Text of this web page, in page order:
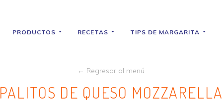
PRODUCTOS RECETAS TIPS DE MARGARITA
← Regresar al menú
PALITOS DE QUESO